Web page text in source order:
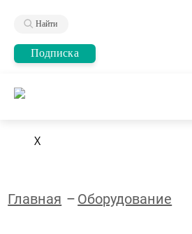
Найти
Подписка
X
Главная Оборудование